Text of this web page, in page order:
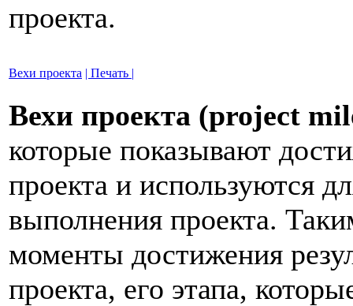
проекта.
Вехи проекта | Печать |
Вехи проекта (project
которые показывают
проекта и используются
выполнения проекта.
моменты достижения
проекта, его этапа,